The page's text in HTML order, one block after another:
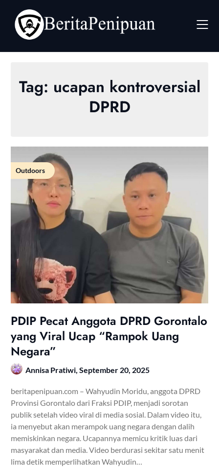
content
Tag: ucapan kontroversial
DPRD
Outdoors
PDIP Pecat Anggota DPRD Gorontalo
yang Viral Ucap “Rampok Uang
Negara”
Annisa Pratiwi,September 20, 2025
beritapenipuan.com – Wahyudin Moridu, anggota DPRD
Provinsi Gorontalo dari Fraksi PDIP, menjadi sorotan
publik setelah video viral di media sosial. Dalam video itu,
ia menyebut akan merampok uang negara dengan dalih
memiskinkan negara. Ucapannya memicu kritik luas dari
masyarakat dan media. Video berdurasi sekitar satu menit
lima detik memperlihatkan Wahyudin…